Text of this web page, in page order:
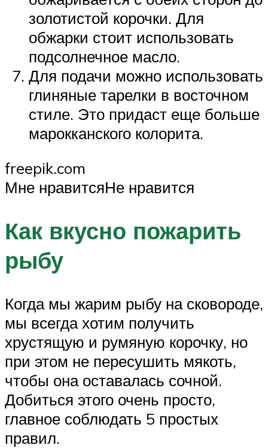
золотистой корочки. Для
обжарки стоит использовать
подсолнечное масло.
Для подачи можно использовать
глиняные тарелки в восточном
стиле. Это придаст еще больше
марокканского колорита.
freepik.com
Мне нравитсяНе нравится
Как вкусно пожарить
рыбу
Когда мы жарим рыбу на сковороде,
мы всегда хотим получить
хрустящую и румяную корочку, но
при этом не пересушить мякоть,
чтобы она оставалась сочной.
Добиться этого очень просто,
главное соблюдать 5 простых
правил.